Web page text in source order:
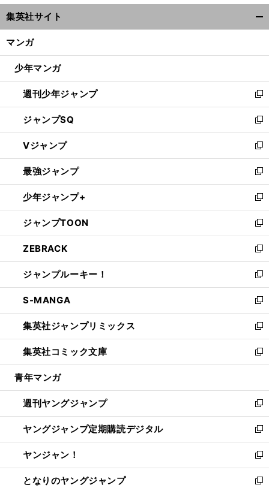
ウ
ィ
ン
ウ
開
く
集英社サイト
マンガ
少年マンガ
週刊少年ジャンプ
新
し
い
ウ
ィ
ン
ド
ウ
で
開
く
ジャンプSQ
新
し
い
ウ
ィ
ン
ド
ウ
で
開
く
Vジャンプ
新
し
い
ウ
ィ
ン
ド
ウ
で
開
く
最強ジャンプ
新
し
い
ウ
ィ
ン
ド
ウ
で
開
く
少年ジャンプ+
新
し
い
ウ
ィ
ン
ド
ウ
で
開
く
ジャンプTOON
新
し
い
ウ
ィ
ン
ド
ウ
で
開
く
ZEBRACK
新
し
い
ウ
ィ
ン
ド
ウ
で
開
ジャンプルーキー！
新
し
い
ウ
ィ
ン
ド
ウ
開
く
S-MANGA
新
し
い
ウ
ィ
ン
ウ
で
開
く
集英社ジャンプリミックス
新
し
い
ウ
ン
ド
ウ
で
開
く
集英社コミック文庫
新
し
ウ
ィ
ン
ド
ウ
で
開
く
青年マンガ
週刊ヤングジャンプ
新
し
い
ウ
ィ
ン
ド
ヤングジャンプ定期購読デジタル
新
し
い
ウ
ィ
ヤンジャン！
新
し
い
となりのヤングジャンプ
新